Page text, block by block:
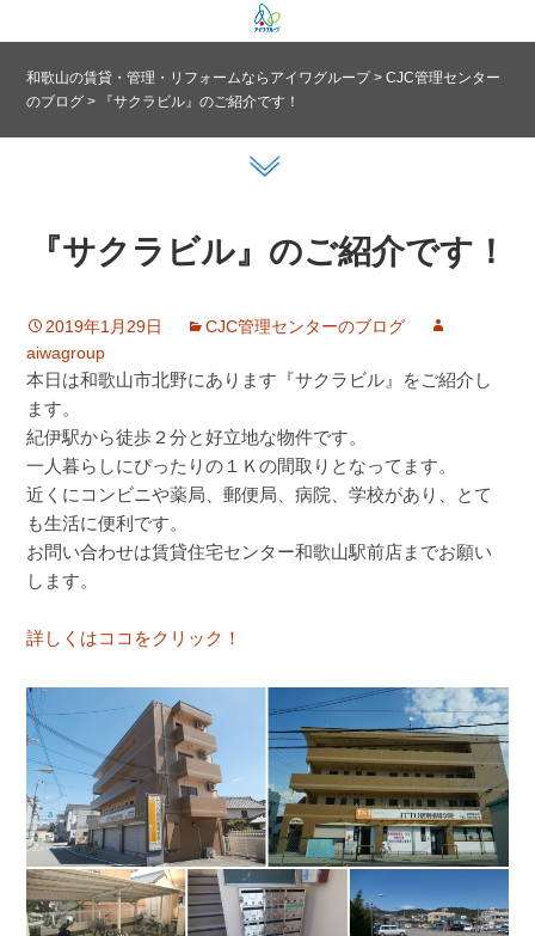
和歌山の賃貸・管理・リフォームならアイワグループ>CJC管理センター
のブログ > 『サクラビル』のご紹介です！
『サクラビル』のご紹介です！
2019年1月29日
CJC管理センターのブログ
aiwagroup
本日は和歌山市北野にあります『サクラビル』をご紹介し
ます。
紀伊駅から徒歩２分と好立地な物件です。
一人暮らしにぴったりの１Ｋの間取りとなってます。
近くにコンビニや薬局、郵便局、病院、学校があり、とて
も生活に便利です。
お問い合わせは賃貸住宅センター和歌山駅前店までお願い
します。
詳しくはココをクリック！